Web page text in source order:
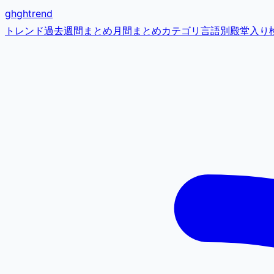
ghghtrend
トレンド過去週間まとめ月間まとめカテゴリ 言語別殿堂入り